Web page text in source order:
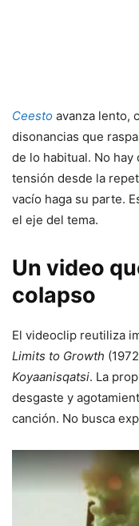
Ceesto avanza lento,
disonancias que
de lo habitual. No hay
tensión desde la
vacío haga su parte.
el eje del tema.
Un video
colapso
El videoclip reutiliza
Limits to Growth
Koyaanisqatsi. La
desgaste y
canción. No busca